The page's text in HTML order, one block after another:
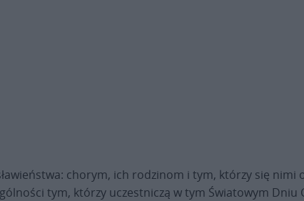
chorym, ich rodzinom i tym, którzy się
tym, którzy uczestniczą w tym Światowym Dniu